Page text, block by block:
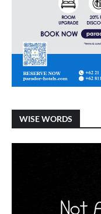
WISE WORDS